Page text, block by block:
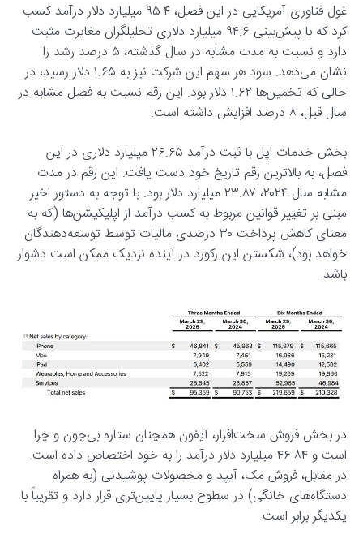
غول فناوری آمریکایی در این فصل، ۹۵.۴ میلیارد دلار درآمد کسب
کرد که با پیش‌بینی ۹۴.۶ میلیارد دلاری تحلیلگران مغایرت مثبت
دارد و نسبت به مدت مشابه در سال گذشته، ۵ درصد رشد را
نشان می‌دهد. سود هر سهم این شرکت نیز به ۱.۶۵ دلار رسید، در
حالی که تخمین‌ها ۱.۶۲ دلار بود. این رقم نسبت به فصل مشابه در
سال قبل، ۸ درصد افزایش داشته است.
بخش خدمات اپل با ثبت درآمد ۲۶.۶۵ میلیارد دلاری در این
فصل، به بالاترین رقم تاریخ خود دست یافت. این رقم در مدت
مشابه سال ۲۰۲۴، ۲۳.۸۷ میلیارد دلار بود. با توجه به دستور اخیر
مبنی بر تغییر قوانین مربوط به کسب درآمد از اپلیکیشن‌ها (که به
معنای کاهش پرداخت ۳۰ درصدی مالیات توسط توسعه‌دهندگان
خواهد بود)، شکستن این رکورد در آینده نزدیک ممکن است دشوار
باشد.
در بخش فروش سخت‌افزار، آیفون همچنان ستاره بی‌چون و چرا
است و ۴۶.۸۴ میلیارد دلار درآمد را به خود اختصاص داده است.
در مقابل، فروش مک، آیپد و محصولات پوشیدنی (به همراه
دستگاه‌های خانگی) در سطوح بسیار پایین‌تری قرار دارد و تقریباً با
یکدیگر برابر است.